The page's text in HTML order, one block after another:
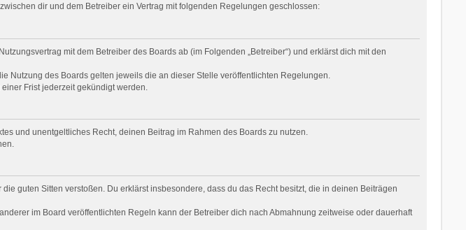
dir und dem Betreiber ein Vertrag mit folgenden Regelungen geschlossen:
mit dem Betreiber des Boards ab (im Folgenden „Betreiber“) und erklärst dich mit den
Nutzung des Boards gelten jeweils die an dieser Stelle veröffentlichten Regelungen.
Frist jederzeit gekündigt werden.
und unentgeltliches Recht, deinen Beitrag im Rahmen des Boards zu nutzen.
guten Sitten verstoßen. Du erklärst insbesondere, dass du das Recht besitzt, die in deinen Beiträgen
im Board veröffentlichten Regeln kann der Betreiber dich nach Abmahnung zeitweise oder dauerhaft